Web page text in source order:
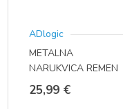
mogu
odabrati
na
ADlogic
METALNA
NARUKVICA REMEN
ZA SAT (22 MM,
QUICK FIT)
25,99 €